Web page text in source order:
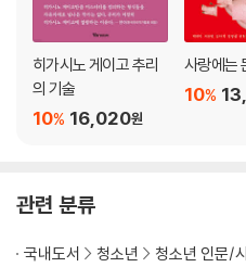
히가시노 게이고 추리
의 기술
16,020원
10%
사랑에는
10%
관련 분류
국내도서 청소년 청소년 인문/